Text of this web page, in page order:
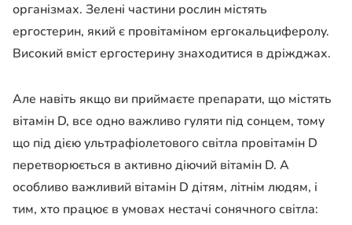
організмах. Зелені частини рослин містять
ергостерин, який є провітаміном ергокальциферолу.
Високий вміст ергостерину знаходитися в дріжджах.
Але навіть якщо ви приймаєте препарати, що містять
вітамін D, все одно важливо гуляти під сонцем, тому
що під дією ультрафіолетового світла провітамін D
перетворюється в активно діючий вітамін D. А
особливо важливий вітамін D дітям, літнім людям, і
тим, хто працює в умовах нестачі сонячного світла: